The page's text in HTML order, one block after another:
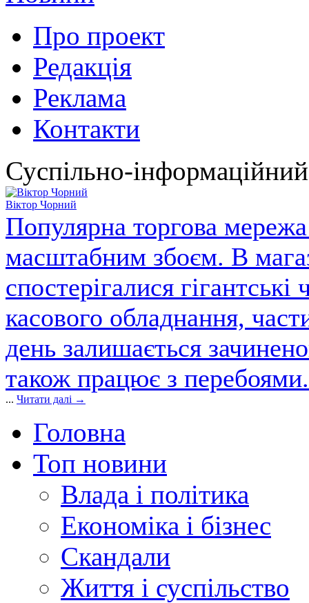
Про проект
Редакція
Реклама
Контакти
Суспільно-
Віктор Чорний
Популярна торгова
масштабним збоєм. В
спостерігалися
касового обладнання,
день залишається
також працює з
... Читати далі →
Головна
Топ новини
Влада і політика
Економіка і бізнес
Скандали
Життя і суспільство